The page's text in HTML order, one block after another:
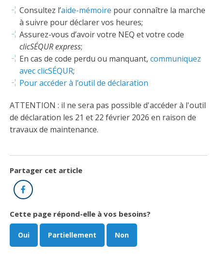
Inondations
Sinistre
Lois et règlements
Condamnations pour exercice illégal
Avantages et privilèges pour les membres
Le programme d'épargne collectif des fonds
d'investissement CORMEL | SÉCURE
H-Q, Telus et autres partenaires
Demande de validation d’un dispensateur
Demande de reconnaissance d’une formation
Consultez l’aide-mémoire pour connaître la marche
à suivre pour déclarer vos heures;
Assurez-vous d’avoir votre NEQ et votre code
clicSÉQUR express;
En cas de code perdu ou manquant, communiquez
avec clicSÉQUR;
Pour accéder à l’outil de déclaration
ATTENTION : il ne sera pas possible d'accéder à l'outil
de déclaration les 21 et 22 février 2026 en raison de
travaux de maintenance.
Partager cet article
Facebook
Cette page répond-elle à vos besoins?
Oui Partiellement Non